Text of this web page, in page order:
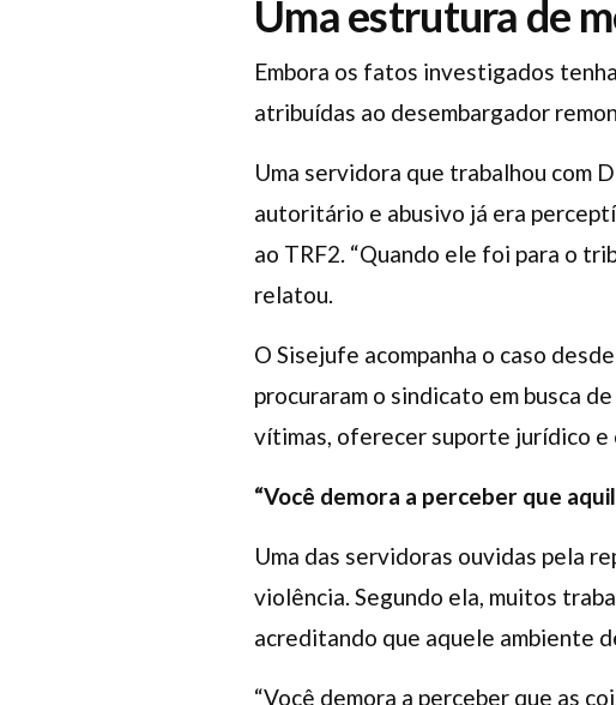
Uma estrutura de
Embora os fatos investigados
atribuídas ao desembargador
Uma servidora que trabalhou com
autoritário e abusivo já era
ao TRF2. “Quando ele foi para o
relatou.
O Sisejufe acompanha o caso
procuraram o sindicato em busca
vítimas, oferecer suporte jurídico e
“Você demora a perceber que
Uma das servidoras ouvidas pela
violência. Segundo ela, muitos
acreditando que aquele ambiente
“Você demora a perceber que as